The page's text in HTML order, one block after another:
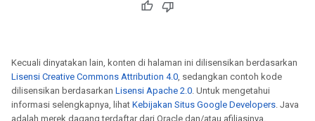
Kecuali dinyatakan lain, konten di halaman ini dilisensikan berdasarkan
Lisensi Creative Commons Attribution 4.0, sedangkan contoh kode
dilisensikan berdasarkan Lisensi Apache 2.0. Untuk mengetahui
informasi selengkapnya, lihat Kebijakan Situs Google Developers. Java
adalah merek dagang terdaftar dari Oracle dan/atau afiliasinya.